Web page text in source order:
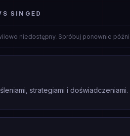
SINGED
niedostępny. Spróbuj ponownie
strategiami i doświadczeniami.